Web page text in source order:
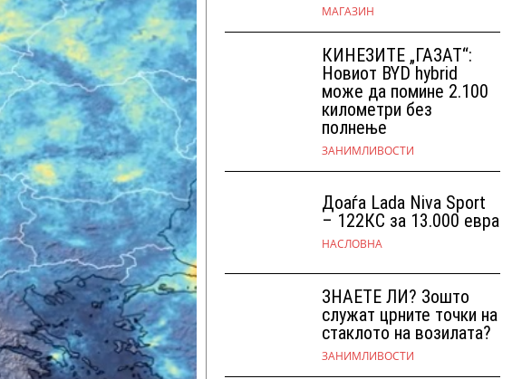
МАГАЗИН
КИНЕЗИТЕ „ГАЗАТ“:
Новиот BYD hybrid
може да помине 2.100
километри без
полнење
ЗАНИМЛИВОСТИ
Доаѓа Lada Niva Sport
– 122КС за 13.000 евра
НАСЛОВНА
ЗНАЕТЕ ЛИ? Зошто
служат црните точки на
стаклото на возилата?
ЗАНИМЛИВОСТИ